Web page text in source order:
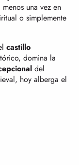
una vez en
o simplemente
castillo
domina la
del
hoy alberga el